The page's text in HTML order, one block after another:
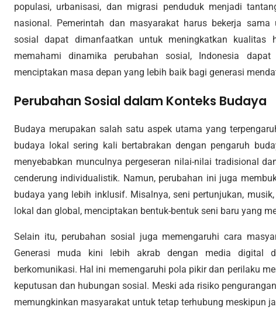
populasi, urbanisasi, dan migrasi penduduk menjadi
nasional. Pemerintah dan masyarakat harus bekerja
sosial dapat dimanfaatkan untuk meningkatkan kualitas
memahami dinamika perubahan sosial, Indonesia
menciptakan masa depan yang lebih baik bagi generasi
Perubahan Sosial dalam Konteks Budaya
Budaya merupakan salah satu aspek utama yang
budaya lokal sering kali bertabrakan dengan pengaruh
menyebabkan munculnya pergeseran nilai-nilai tradisional
cenderung individualistik. Namun, perubahan ini juga
budaya yang lebih inklusif. Misalnya, seni pertunjukan,
lokal dan global, menciptakan bentuk-bentuk seni baru yang
Selain itu, perubahan sosial juga memengaruhi cara
Generasi muda kini lebih akrab dengan media digital
berkomunikasi. Hal ini memengaruhi pola pikir dan perilaku
keputusan dan hubungan sosial. Meski ada risiko
memungkinkan masyarakat untuk tetap terhubung meskipun